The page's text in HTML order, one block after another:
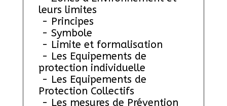
leurs limites
- Principes
- Symbole
- Limite et formalisation
protection individuelle
Protection Collectifs
- Les mesures de Prévention